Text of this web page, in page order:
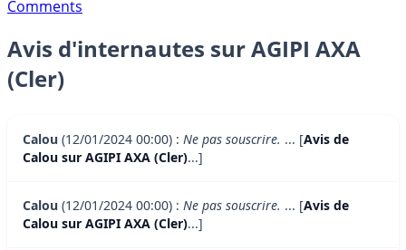
Comments
Avis d'internautes sur AGIPI AXA
(Cler)
Calou (12/01/2024 00:00) : Ne pas souscrire. ... [Avis de
Calou sur AGIPI AXA (Cler)...]
Calou (12/01/2024 00:00) : Ne pas souscrire. ... [Avis de
Calou sur AGIPI AXA (Cler)...]